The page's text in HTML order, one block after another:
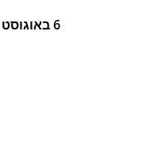
6 באוגוסט 2026 3:00